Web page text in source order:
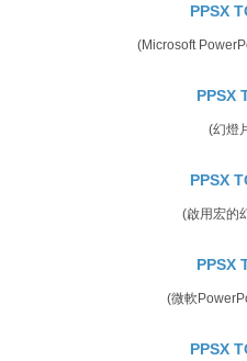
PPSX
(Microsoft
PPSX
(幻燈
PPSX
(啟用宏的
PPSX
(微軟
PPSX